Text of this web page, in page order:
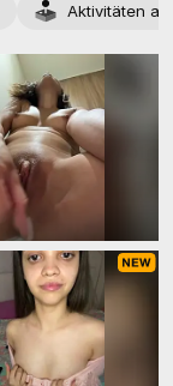
Aktivitäten